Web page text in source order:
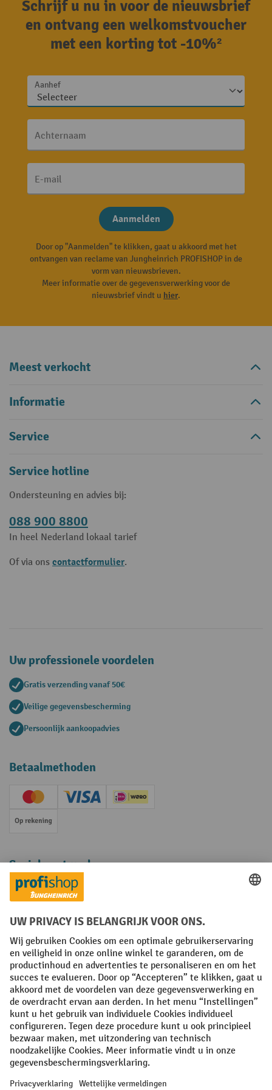
Schrijf u nu in voor de nieuwsbrief
en ontvang een welkomstvoucher
met een korting tot -10%²
Aanhef
Achternaam
E-mail
Aanmelden
Door op "Aanmelden" te klikken, gaat u akkoord met het
ontvangen van reclame van Jungheinrich PROFISHOP in de
vorm van nieuwsbrieven.
Meer informatie over de gegevensverwerking voor de
nieuwsbrief vindt u hier.
Meest verkocht
Informatie
Service
Service hotline
Ondersteuning en advies bij:
088 900 8800
In heel Nederland lokaal tarief
Of via ons contactformulier.
Uw professionele voordelen
Gratis verzending vanaf 50€
Veilige gegevensbescherming
Persoonlijk aankoopadvies
Betaalmethoden
Creditcard (Master)Creditcard (Visa)iDEAL | Wero
Op rekening
Sociale netwerken
Facebook
YouTube
LinkedInInstagram
Algemene leveringsvoorwaarden Copyright
Privacyverklaring Privacy Instellingen
All prices excl. VAT plusshipping costs and possible delivery charges,
if not stated otherwise.
¹ De korting is geldig zolang de voorraad strekt. De korting is niet van
toepassing op speciale prijzen. Een combinatie met andere
procentuele kortingen of vouchers is niet mogelijk. | ² De korting
nieuwsbrief. De voucher is 10 dagen geldig en kan online worden